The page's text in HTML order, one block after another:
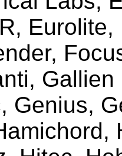
Genius,